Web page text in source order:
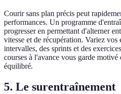
Courir sans plan précis peut
performances. Un programme
progresser en permettant d'alterner
vitesse et de récupération. Variez
intervalles, des sprints et des
courses à l'avance vous garde motivé
équilibré.
5. Le surentraînement